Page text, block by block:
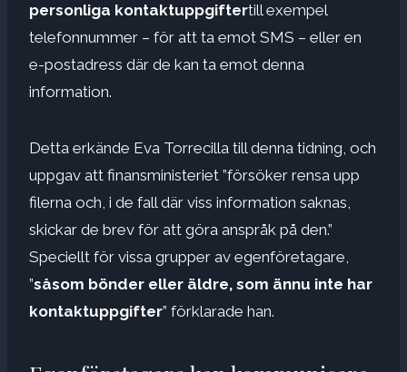
personliga kontaktuppgiftertill exempel
telefonnummer – för att ta emot SMS – eller en
e-postadress där de kan ta emot denna
information.
Detta erkände Eva Torrecilla till denna tidning, och
uppgav att finansministeriet ”försöker rensa upp
filerna och, i de fall där viss information saknas,
skickar de brev för att göra anspråk på den.”
Speciellt för vissa grupper av egenföretagare,
”såsom bönder eller äldre, som ännu inte har
kontaktuppgifter” förklarade han.